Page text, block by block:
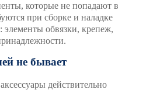
которые не попадают в
при сборке и наладке
элементы обвязки, крепеж,
не бывает
действительно